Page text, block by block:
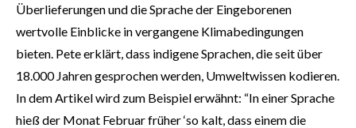
Überlieferungen und die Sprache der Eingeborenen
wertvolle Einblicke in vergangene Klimabedingungen
bieten. Pete erklärt, dass indigene Sprachen, die seit über
18.000 Jahren gesprochen werden, Umweltwissen kodieren.
In dem Artikel wird zum Beispiel erwähnt: “In einer Sprache
hieß der Monat Februar früher ‘so kalt, dass einem die